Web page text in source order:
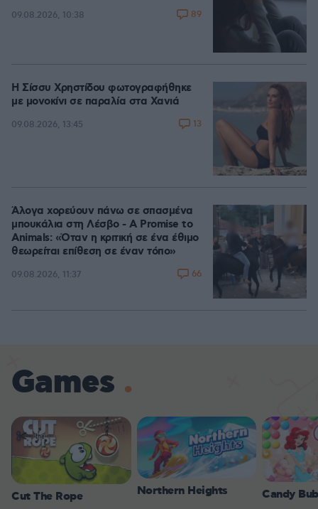
09.08.2026, 10:38 89
Η Σίσσυ Χρηστίδου φωτογραφήθηκε
με μονοκίνι σε παραλία στα Χανιά
09.08.2026, 13:45 13
Άλογα χορεύουν πάνω σε σπασμένα
μπουκάλια στη Λέσβο - A Promise to
Animals: «Όταν η κριτική σε ένα έθιμο
θεωρείται επίθεση σε έναν τόπο»
09.08.2026, 11:37 66
Games
Cut The Rope Northern Heights Candy